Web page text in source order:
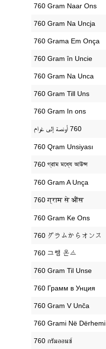
‎760 Gram Naar Ons
‎760 Gram Na Uncja
‎760 Grama Em Onça
‎760 Gram în Uncie
‎760 Gram Na Unca
‎760 Gram Till Uns
‎760 Gram In ons
‎760 Qram Unsiyası
‎760 গ্রাম মধ্যে আউন্স
‎760 Gram A Unça
‎760 ग्राम से औंस
‎760 Gram Ke Ons
‎760 グラムからオンス
‎760 그램 온스
‎760 Gram Til Unse
‎760 Грамм в Унция
‎760 Gram V Unča
‎760 Grami Në Dërhemi
‎760 กรัมออนซ์